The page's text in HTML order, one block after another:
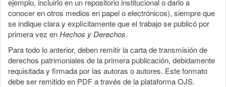
ejemplo, incluirlo en un repositorio institucional o darlo a
conocer en otros medios en papel o electrónicos), siempre que
se indique clara y explícitamente que el trabajo se publicó por
primera vez enHechos y Derechos.
Para todo lo anterior, deben remitir la carta de transmisión de
derechos patrimoniales de la primera publicación, debidamente
requisitada y firmada por las autoras o autores. Este formato
debe ser remitido en PDF a través de la plataforma OJS.